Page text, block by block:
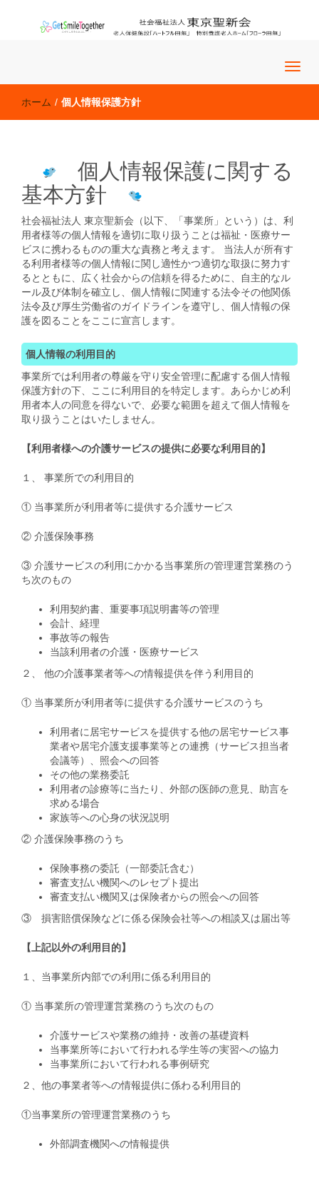
ホーム / 個人情報保護方針
個人情報保護に関する
基本方針
社会福祉法人 東京聖新会（以下、「事業所」という）は、利
用者様等の個人情報を適切に取り扱うことは福祉・医療サー
ビスに携わるものの重大な責務と考えます。 当法人が所有す
る利用者様等の個人情報に関し適性かつ適切な取扱に努力す
るとともに、広く社会からの信頼を得るために、自主的なル
ール及び体制を確立し、個人情報に関連する法令その他関係
法令及び厚生労働省のガイドラインを遵守し、個人情報の保
護を図ることをここに宣言します。
個人情報の利用目的
事業所では利用者の尊厳を守り安全管理に配慮する個人情報
保護方針の下、ここに利用目的を特定します。あらかじめ利
用者本人の同意を得ないで、必要な範囲を超えて個人情報を
取り扱うことはいたしません。
【利用者様への介護サービスの提供に必要な利用目的】
１、 事業所での利用目的
① 当事業所が利用者等に提供する介護サービス
② 介護保険事務
③ 介護サービスの利用にかかる当事業所の管理運営業務のう
ち次のもの
利用契約書、重要事項説明書等の管理
会計、経理
事故等の報告
当該利用者の介護・医療サービス
２、 他の介護事業者等への情報提供を伴う利用目的
① 当事業所が利用者等に提供する介護サービスのうち
利用者に居宅サービスを提供する他の居宅サービス事
業者や居宅介護支援事業等との連携（サービス担当者
会議等）、照会への回答
その他の業務委託
利用者の診療等に当たり、外部の医師の意見、助言を
求める場合
家族等への心身の状況説明
② 介護保険事務のうち
保険事務の委託（一部委託含む）
審査支払い機関へのレセプト提出
審査支払い機関又は保険者からの照会への回答
③ 損害賠償保険などに係る保険会社等への相談又は届出等
【上記以外の利用目的】
１、当事業所内部での利用に係る利用目的
① 当事業所の管理運営業務のうち次のもの
介護サービスや業務の維持・改善の基礎資料
当事業所等において行われる学生等の実習への協力
当事業所において行われる事例研究
２、他の事業者等への情報提供に係わる利用目的
①当事業所の管理運営業務のうち
外部調査機関への情報提供